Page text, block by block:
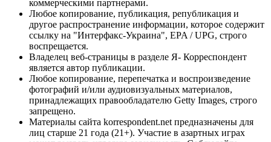
коммерческими партнерами.
Любое копирование, публикация, републикация и
другое распространение информации, которое содержит
ссылку на "Интерфакс-Украина", EPA / UPG, строго
воспрещается.
Владелец веб-страницы в разделе Я- Корреспондент
является автор публикации.
Любое копирование, перепечатка и воспроизведение
фотографий и/или аудиовизуальных материалов,
принадлежащих правообладателю Getty Images, строго
запрещено.
Материалы сайта korrespondent.net предназначены для
лиц старше 21 года (21+). Участие в азартных играх